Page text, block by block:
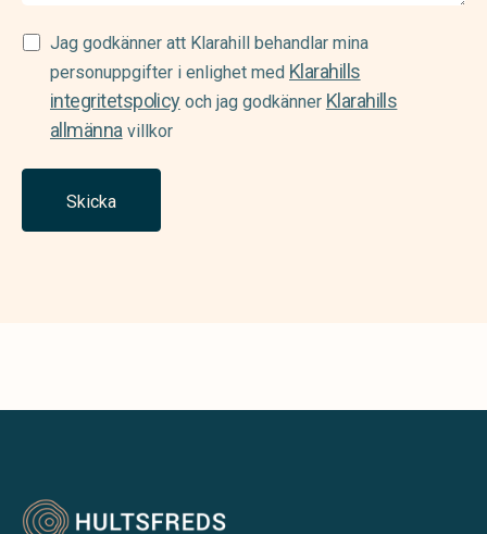
Samtycke
(Required)
Jag godkänner att Klarahill behandlar mina
personuppgifter i enlighet med Klarahills
integritetspolicyoch jag godkänner Klarahills
allmännavillkor
Skicka